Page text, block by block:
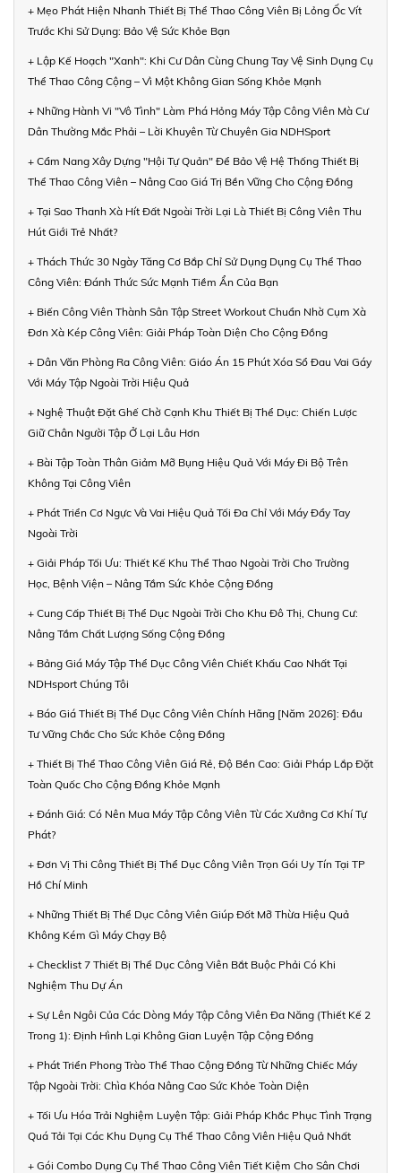
+ Mẹo Phát Hiện Nhanh Thiết Bị Thể Thao Công Viên Bị Lỏng Ốc Vít
Trước Khi Sử Dụng: Bảo Vệ Sức Khỏe Bạn
+ Lập Kế Hoạch "Xanh": Khi Cư Dân Cùng Chung Tay Vệ Sinh Dụng Cụ
Thể Thao Công Cộng – Vì Một Không Gian Sống Khỏe Mạnh
+ Những Hành Vi "Vô Tình" Làm Phá Hỏng Máy Tập Công Viên Mà Cư
Dân Thường Mắc Phải – Lời Khuyên Từ Chuyên Gia NDHSport
+ Cẩm Nang Xây Dựng "Hội Tự Quản" Để Bảo Vệ Hệ Thống Thiết Bị
Thể Thao Công Viên – Nâng Cao Giá Trị Bền Vững Cho Cộng Đồng
+ Tại Sao Thanh Xà Hít Đất Ngoài Trời Lại Là Thiết Bị Công Viên Thu
Hút Giới Trẻ Nhất?
+ Thách Thức 30 Ngày Tăng Cơ Bắp Chỉ Sử Dụng Dụng Cụ Thể Thao
Công Viên: Đánh Thức Sức Mạnh Tiềm Ẩn Của Bạn
+ Biến Công Viên Thành Sân Tập Street Workout Chuẩn Nhờ Cụm Xà
Đơn Xà Kép Công Viên: Giải Pháp Toàn Diện Cho Cộng Đồng
+ Dân Văn Phòng Ra Công Viên: Giáo Án 15 Phút Xóa Sổ Đau Vai Gáy
Với Máy Tập Ngoài Trời Hiệu Quả
+ Nghệ Thuật Đặt Ghế Chờ Cạnh Khu Thiết Bị Thể Dục: Chiến Lược
Giữ Chân Người Tập Ở Lại Lâu Hơn
+ Bài Tập Toàn Thân Giảm Mỡ Bụng Hiệu Quả Với Máy Đi Bộ Trên
Không Tại Công Viên
+ Phát Triển Cơ Ngực Và Vai Hiệu Quả Tối Đa Chỉ Với Máy Đẩy Tay
Ngoài Trời
+ Giải Pháp Tối Ưu: Thiết Kế Khu Thể Thao Ngoài Trời Cho Trường
Học, Bệnh Viện – Nâng Tầm Sức Khỏe Cộng Đồng
+ Cung Cấp Thiết Bị Thể Dục Ngoài Trời Cho Khu Đô Thị, Chung Cư:
Nâng Tầm Chất Lượng Sống Cộng Đồng
+ Bảng Giá Máy Tập Thể Dục Công Viên Chiết Khấu Cao Nhất Tại
NDHsport Chúng Tôi
+ Báo Giá Thiết Bị Thể Dục Công Viên Chính Hãng [Năm 2026]: Đầu
Tư Vững Chắc Cho Sức Khỏe Cộng Đồng
+ Thiết Bị Thể Thao Công Viên Giá Rẻ, Độ Bền Cao: Giải Pháp Lắp Đặt
Toàn Quốc Cho Cộng Đồng Khỏe Mạnh
+ Đánh Giá: Có Nên Mua Máy Tập Công Viên Từ Các Xưởng Cơ Khí Tự
Phát?
+ Đơn Vị Thi Công Thiết Bị Thể Dục Công Viên Trọn Gói Uy Tín Tại TP
Hồ Chí Minh
+ Những Thiết Bị Thể Dục Công Viên Giúp Đốt Mỡ Thừa Hiệu Quả
Không Kém Gì Máy Chạy Bộ
+ Checklist 7 Thiết Bị Thể Dục Công Viên Bắt Buộc Phải Có Khi
Nghiệm Thu Dự Án
+ Sự Lên Ngôi Của Các Dòng Máy Tập Công Viên Đa Năng (Thiết Kế 2
Trong 1): Định Hình Lại Không Gian Luyện Tập Cộng Đồng
+ Phát Triển Phong Trào Thể Thao Cộng Đồng Từ Những Chiếc Máy
Tập Ngoài Trời: Chìa Khóa Nâng Cao Sức Khỏe Toàn Diện
+ Tối Ưu Hóa Trải Nghiệm Luyện Tập: Giải Pháp Khắc Phục Tình Trạng
Quá Tải Tại Các Khu Dụng Cụ Thể Thao Công Viên Hiệu Quả Nhất
+ Gói Combo Dụng Cụ Thể Thao Công Viên Tiết Kiệm Cho Sân Chơi